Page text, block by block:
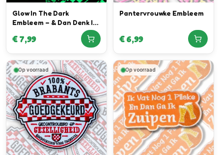
Glow In The Dark
Embleem – & Dan Denk Ik
Aan Brabant Want Daar
Brandt Nog Licht!
€7,99
Pantervrouwke Embleem
€6,99
Op voorraad Op voorraad